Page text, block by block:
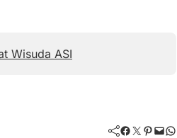
Wisuda ASI
Facebook Twitter Pinterest Mail WhatsApp